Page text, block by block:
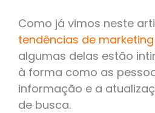
Como já vimos neste
tendências de marketing
algumas delas estão
à forma como as
informação e a
de busca.